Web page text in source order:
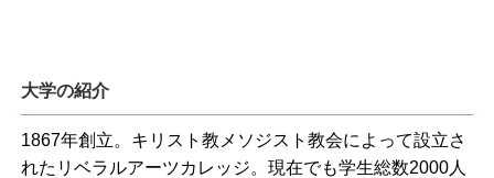
大学の紹介
1867年創立。キリスト教メソジスト教会によって設立さ
れたリベラルアーツカレッジ。現在でも学生総数2000人